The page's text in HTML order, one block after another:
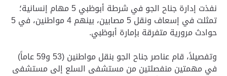
نفذت إدارة جناح الجو في شرطة أبوظبي 5 مهام إنسانية؛
تمثلت في إسعاف ونقل 5 مصابين، بينهم 4 مواطنين، في 5
حوادث مرورية متفرقة بإمارة أبوظبي.
وتفصيلاً، قام عناصر جناح الجو بنقل مواطنين (53 و59 عاماً)
في مهمتين منفصلتين من مستشفى السلع إلى مستشفى